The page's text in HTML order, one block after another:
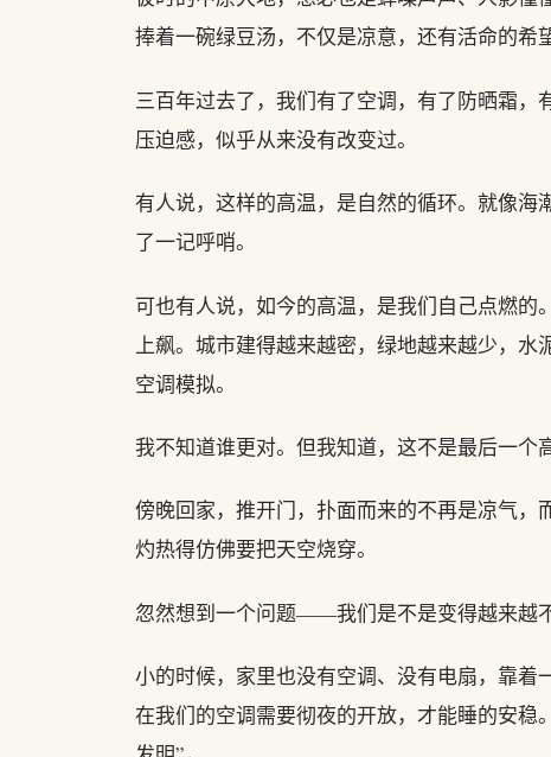
捧着一碗绿豆汤，不仅是凉意，还有活命的希望
三百年过去了，我们有了空调，有了防晒霜
压迫感，似乎从来没有改变过。
有人说，这样的高温，是自然的循环。就像
了一记呼哨。
可也有人说，如今的高温，是我们自己点燃的
上飙。城市建得越来越密，绿地越来越少，
空调模拟。
我不知道谁更对。但我知道，这不是最后一个
傍晚回家，推开门，扑面而来的不再是凉气，
灼热得仿佛要把天空烧穿。
忽然想到一个问题——我们是不是变得越来越
小的时候，家里也没有空调、没有电扇，靠
在我们的空调需要彻夜的开放，才能睡的安稳